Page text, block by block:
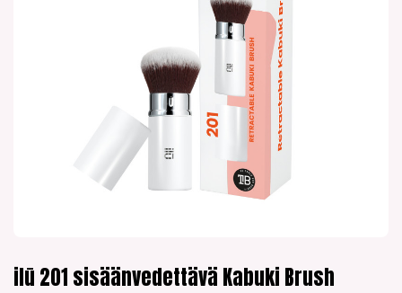
ilū 201 sisäänvedettävä Kabuki Brush